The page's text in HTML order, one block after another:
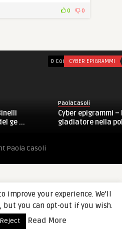
0 0
ge ...
0 CommentsCYBER EPIGRAMMI
PaolaCasoli
Cyber epigrammi
gladiatore nella
Paola Casoli
improve your experience. We'll
but you can opt-out if you wish.
Reject Read More